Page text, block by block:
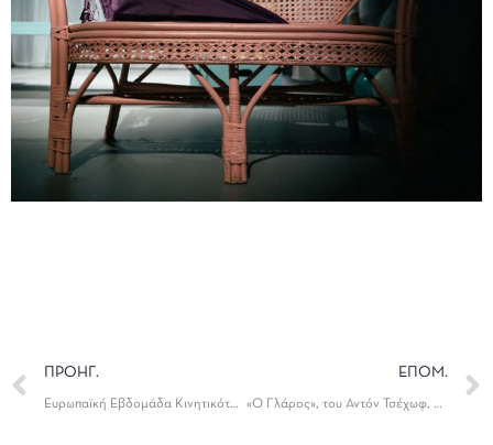
ΠΡΟΗΓ.
Ευρωπαϊκή Εβδομάδα Κινητικότητας
ΕΠΟΜ.
«Ο Γλάρος», του Αντόν Τσέχωφ, στο Καμπέρειο Θέατρο